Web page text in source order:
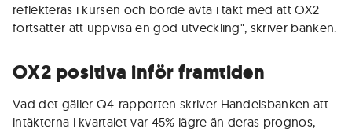
reflekteras i kursen och borde avta i takt med att OX2
fortsätter att uppvisa en god utveckling", skriver banken.
OX2 positiva inför framtiden
Vad det gäller Q4-rapporten skriver Handelsbanken att
intäkterna i kvartalet var 45% lägre än deras prognos,